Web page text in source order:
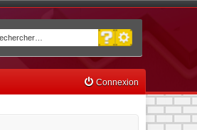
Rechercher
Recherche avancée
Connexion